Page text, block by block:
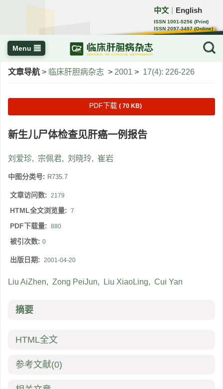
中文 English
ISSN 1001-5256 (Print)
ISSN 2097-3497 (Online)
CN 22-1108/R
Menu
文章导航 > 临床肝胆病杂志 > 2001 > 17(4): 226-226
PDF下载 ( 70 KB)
新生儿尸体检查见肝癌一例报告
刘爱珍, 宗佩君, 刘晓玲, 崔岩
中图分类号: R735.7
文章访问数: 2179
HTML全文浏览量: 7
PDF下载量: 880
被引次数: 0
出版日期: 2001-04-20
Liu AiZhen, Zong PeiJun, Liu XiaoLing, Cui Yan
摘要
HTML全文
参考文献(0)